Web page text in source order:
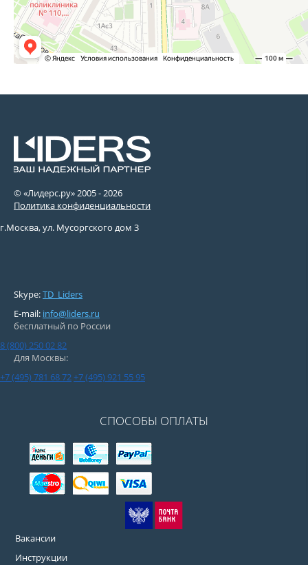
© «Лидерс.ру» 2005 -2026
Политика конфиденциальности
г.Москва, ул. Мусоргского дом 3
Skype:TD_Liders
E-mail: info@liders.ru
бесплатный по России
8 (800) 250 02 82
Для Москвы:
+7 (495) 781 68 72+7 (495) 921 55 95
СПОСОБЫ ОПЛАТЫ
Вакансии
Инструкции